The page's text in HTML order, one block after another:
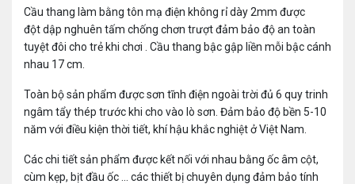
Cầu thang làm bằng tôn mạ điện không rỉ dày 2mm được
đột dập nghuên tấm chống chơn trượt đảm bảo độ an toàn
tuyệt đôi cho trẻ khi chơi . Cầu thang bậc gập liền mỗi bậc cánh
nhau 17 cm.
Toàn bộ sản phẩm được sơn tĩnh điện ngoài trời đủ 6 quy trinh
ngâm tẩy thép trước khi cho vào lò sơn. Đảm bảo độ bền 5-10
năm với điều kiện thời tiết, khí hậu khắc nghiệt ở Việt Nam.
Các chi tiết sản phẩm được kết nối với nhau bằng ốc âm cột,
cùm kẹp, bịt đầu ốc ... các thiết bị chuyên dụng đảm bảo tính